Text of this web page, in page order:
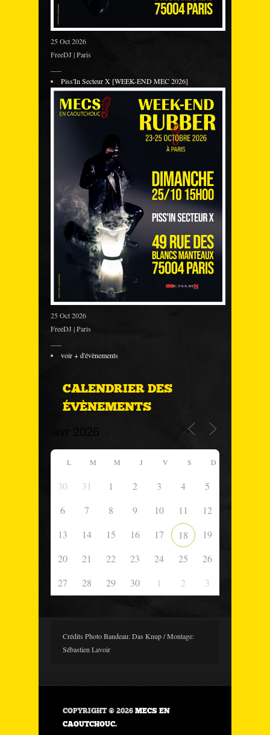
25 Oct 2026
FreeDJ | Paris
Piss'In Secteur X [WEEK-END MEC 2026]
25 Oct 2026
FreeDJ | Paris
voir + d'évènements
CALENDRIER DES
ÉVÈNEMENTS
L M M J V S D
30 31 1 2 3 4
5
6
7 8 9 10 11
12
13
14 15 16 17 18
19
20
21 22 23 24 25
26
27
28 29 30 1 2 3
Crédits Photo Bandeau: Das Knup / Montage:
Sébastien Lavoir
COPYRIGHT © 2026 MECS EN
CAOUTCHOUC.